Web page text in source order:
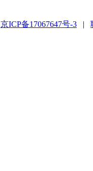
京ICP备17067647号-3 |